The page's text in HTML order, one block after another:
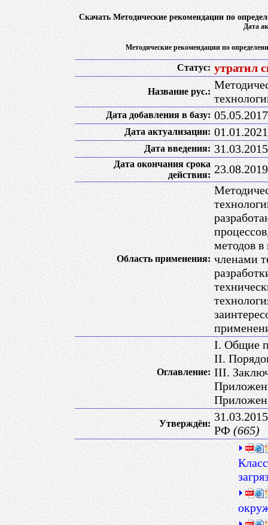
Скачать Методические рекомендации по
Дата
Методические рекомендации по
Статус: утратил
Название рус.:
Дата добавления в базу: 05.05.2017
Дата актуализации: 01.01.2021
Дата введения: 31.03.2015
Дата окончания срока
действия: 23.08.2019
Область применения:
методов в
членами
Оглавление:
I. Общие
II.
III.
Утверждён:
РФ (665)